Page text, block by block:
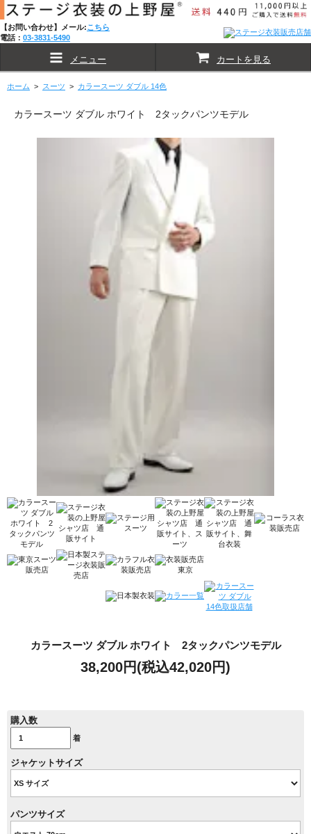
【お問い合わせ】メール:こちら
電話： 03-3831-5490
メニュー カートを見る
ホーム > スーツ > カラースーツ ダブル 14色
カラースーツ ダブル ホワイト 2タックパンツモデル
カラースーツ ダブル ホワイト 2タックパンツモデル
38,200円(税込42,020円)
購入数
着
ジャケットサイズ
パンツサイズ